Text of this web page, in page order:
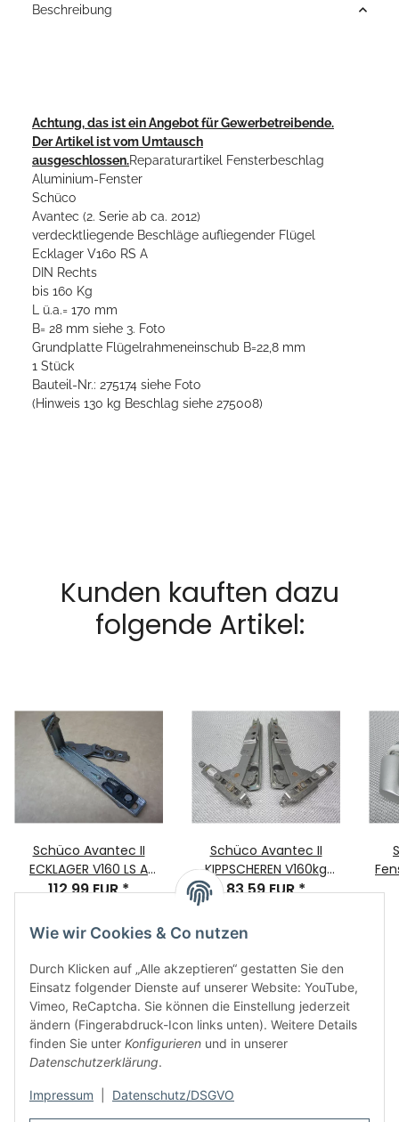
Wie wir Cookies & Co nutzen
Durch Klicken auf „Alle akzeptieren“ gestatten Sie den
Einsatz folgender Dienste auf unserer Website: YouTube,
Vimeo, ReCaptcha. Sie können die Einstellung jederzeit
ändern (Fingerabdruck-Icon links unten). Weitere Details
finden Sie unter Konfigurieren und in unserer
Datenschutzerklärung.
Impressum Datenschutz/DSGVO
Beschreibung
Achtung, das ist ein Angebot für Gewerbetreibende.
Der Artikel ist vom Umtausch
ausgeschlossen.Reparaturartikel Fensterbeschlag
Aluminium-Fenster
Schüco
Avantec (2. Serie ab ca. 2012)
verdecktliegende Beschläge aufliegender Flügel
Ecklager V160 RS A
DIN Rechts
bis 160 Kg
L ü.a.= 170 mm
B= 28 mm siehe 3. Foto
Grundplatte Flügelrahmeneinschub B=22,8 mm
1 Stück
Bauteil-Nr.: 275174 siehe Foto
(Hinweis 130 kg Beschlag siehe 275008)
Kunden kauften dazu
folgende Artikel:
Schüco Avantec II
ECKLAGER V160 LS A
Bauteil-Nr. 275173 B=28
112,99 EUR*
Schüco Avantec II
KIPPSCHEREN V160kg
VE=1L2752375/1R275376
83,59 EUR*
Informationen
Rechtliches